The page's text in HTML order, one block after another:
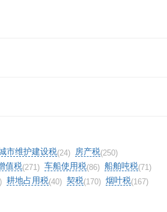
报表，更正数据金额后重新
务报表到国税局办税服务
则为规范编制的，向所有
其他有关各方及社会公众等
务状况和经营的会计报表。
市维护建设税(24) 房产税(250)
值税(271) 车船使用税(86) 船舶吨税(71)
耕地占用税(40) 契税(170) 烟叶税(167)